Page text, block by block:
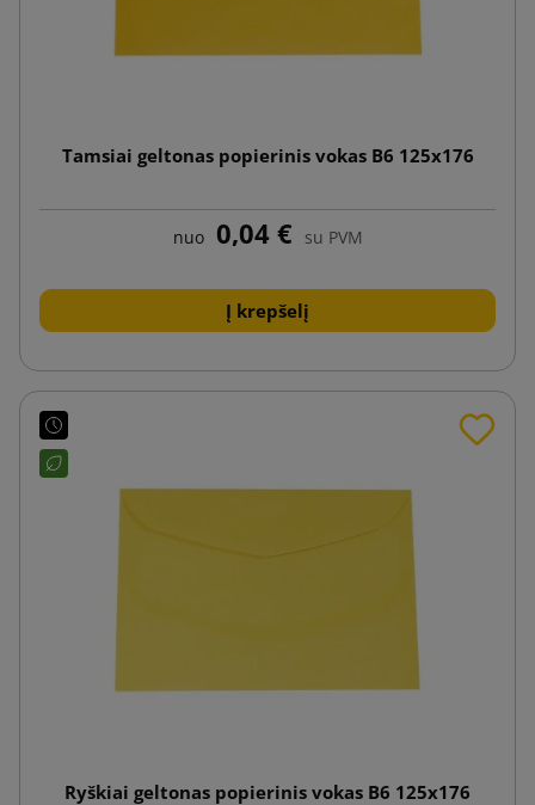
Tamsiai geltonas popierinis vokas B6 125x176
nuo 0,04 € su PVM
Į krepšelį
Ryškiai geltonas popierinis vokas B6 125x176